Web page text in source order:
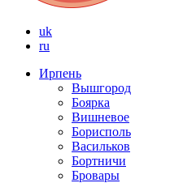
uk
ru
Ирпень
Вышгород
Боярка
Вишневое
Борисполь
Васильков
Бортничи
Бровары